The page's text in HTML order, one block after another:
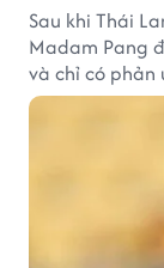
Sau khi Thái
Madam Pang
và chỉ có